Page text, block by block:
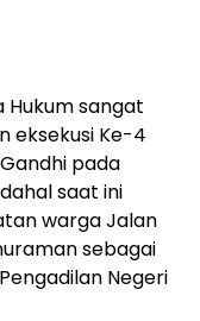
Hukum sangat
eksekusi Ke-4
pada
saat ini
warga Jalan
sebagai
Negeri